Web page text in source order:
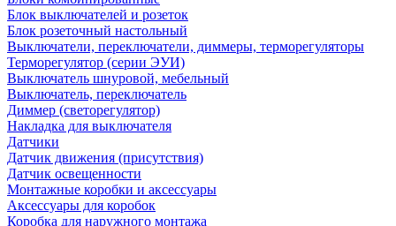
Блок выключателей и розеток
Блок розеточный настольный
Выключатели, переключатели, диммеры, терморегуляторы
Терморегулятор (серии ЭУИ)
Выключатель шнуровой, мебельный
Выключатель, переключатель
Диммер (светорегулятор)
Накладка для выключателя
Датчики
Датчик движения (присутствия)
Датчик освещенности
Монтажные коробки и аксессуары
Аксессуары для коробок
Коробка для наружного монтажа